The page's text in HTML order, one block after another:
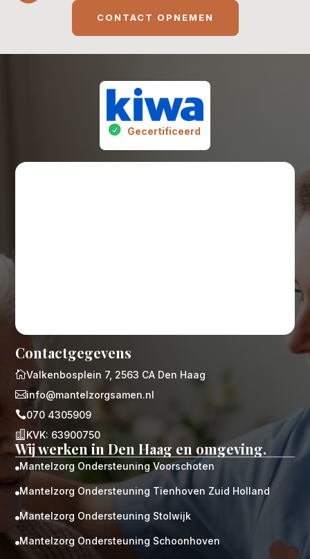
CONTACT OPNEMEN
Gecertificeerd
Contactgegevens
Valkenbosplein 7, 2563 CA Den Haag
info@mantelzorgsamen.nl
070 4305909
 KVK: 63900750
Wij werken in Den Haag en omgeving.
Mantelzorg Ondersteuning Voorschoten
Mantelzorg Ondersteuning Tienhoven Zuid Holland
Mantelzorg Ondersteuning Stolwijk
Mantelzorg Ondersteuning Schoonhoven